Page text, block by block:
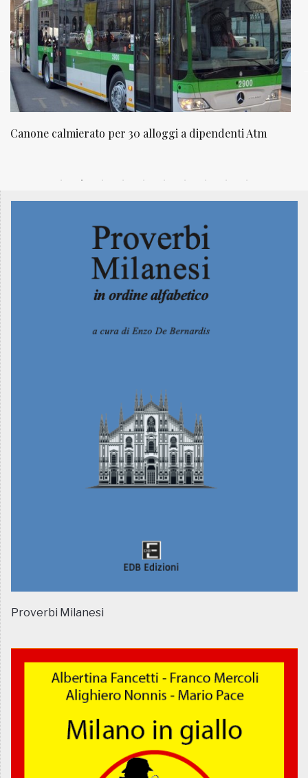
NATUROPATIA IN BREVE 20/01
Proverbi Milanesi